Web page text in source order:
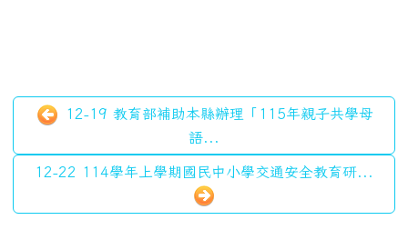
12-19 教育部補助本縣辦理「115年親子共學母
語...
12-22 114學年上學期國民中小學交通安全教育研...